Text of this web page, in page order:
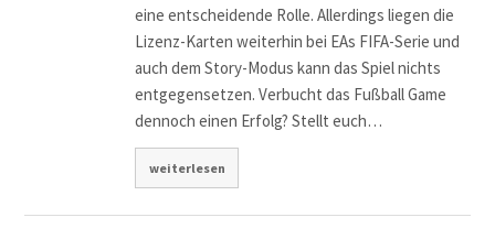
eine entscheidende Rolle. Allerdings liegen die
Lizenz-Karten weiterhin bei EAs FIFA-Serie und
auch dem Story-Modus kann das Spiel nichts
entgegensetzen. Verbucht das Fußball Game
dennoch einen Erfolg? Stellt euch…
weiterlesen